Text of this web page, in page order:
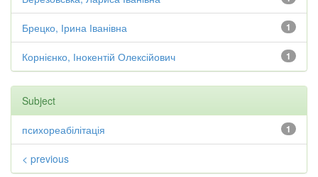
1
Брецко, Ірина Іванівна
1
Корнієнко, Інокентій Олексійович
Subject
1
психореабілітація
< previous